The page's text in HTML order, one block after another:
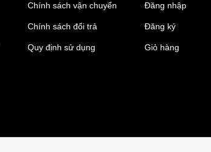
Chính sách vận chuyển
Chính sách đổi trả
Quy định sử dụng
Đăng nhập
Đăng ký
Giỏ hàng